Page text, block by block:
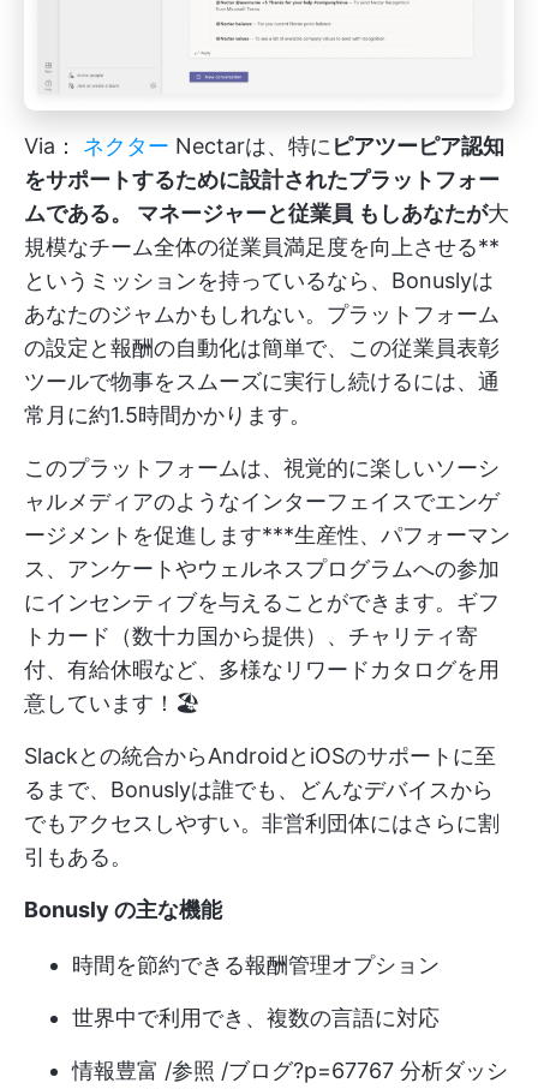
Via： ネクター Nectarは、特に ピアツーピア認知
をサポートするために設計されたプラットフォー
ムである。 マネージャーと従業員 もしあなたが大
規模なチーム全体の従業員満足度を向上させる**
というミッションを持っているなら、Bonuslyは
あなたのジャムかもしれない。プラットフォーム
の設定と報酬の自動化は簡単で、この従業員表彰
ツールで物事をスムーズに実行し続けるには、通
常月に約1.5時間かかります。
このプラットフォームは、視覚的に楽しいソーシ
ャルメディアのようなインターフェイスでエンゲ
ージメントを促進します***生産性、パフォーマン
ス、アンケートやウェルネスプログラムへの参加
にインセンティブを与えることができます。ギフ
トカード（数十カ国から提供）、チャリティ寄
付、有給休暇など、多様なリワードカタログを用
意しています！🏖️
Slackとの統合からAndroidとiOSのサポートに至
るまで、Bonuslyは誰でも、どんなデバイスから
でもアクセスしやすい。非営利団体にはさらに割
引もある。
Bonusly の主な機能
時間を節約できる報酬管理オプション
世界中で利用でき、複数の言語に対応
情報豊富 /参照 /ブログ?p=67767 分析ダッシ